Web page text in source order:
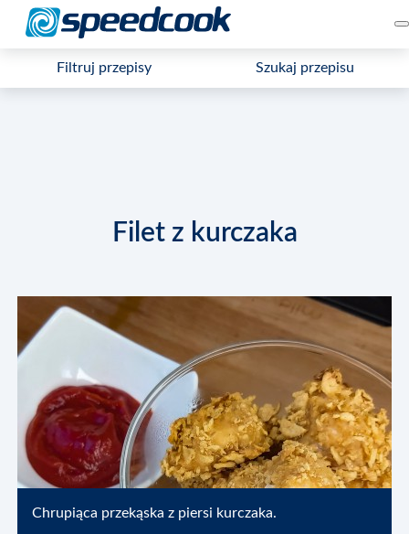
Filtruj przepisy Szukaj przepisu
Filet z kurczaka
Chrupiąca przekąska z piersi kurczaka.